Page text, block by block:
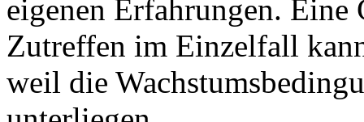
eigenen Erfahrungen.
Zutreffen im Einzelfall
weil die